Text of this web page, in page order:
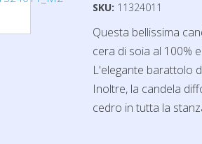
SKU: 11324011
Questa bellissima
cera di soia al 100%
L'elegante barattolo
Inoltre, la candela
cedro in tutta la